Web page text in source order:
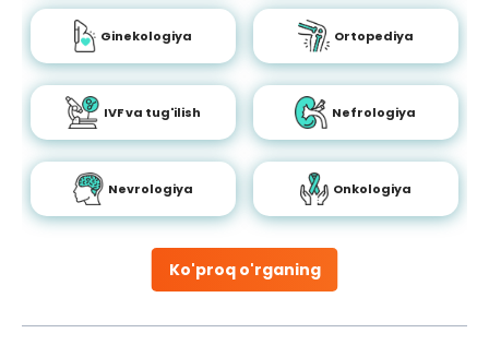
Ko'proq o'rganing
Ginekologiya Ortopediya
IVF va tug'ilish Nefrologiya
Nevrologiya Onkologiya